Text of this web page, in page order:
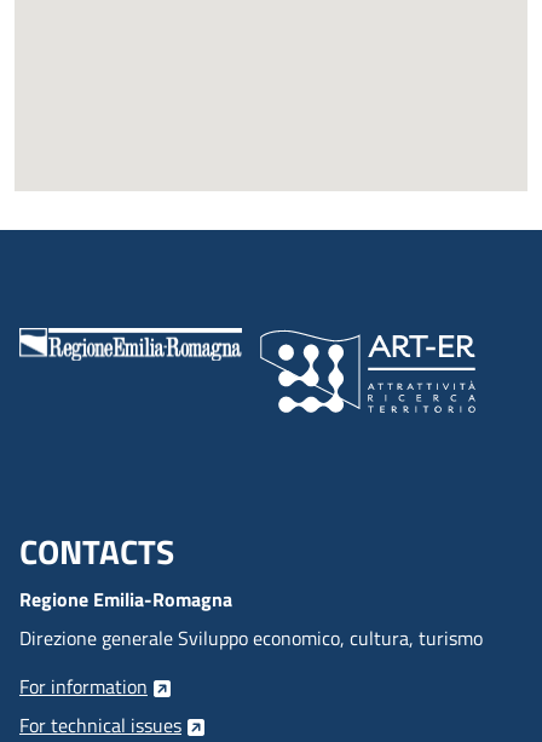
Menu footer inglese
CONTACTS
Regione Emilia-Romagna
Direzione generale Sviluppo economico, cultura, turismo
For information
For technical issues